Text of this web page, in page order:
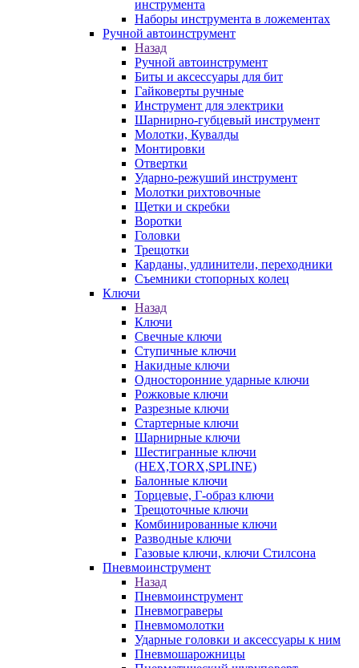
инструмента
Наборы инструмента в ложементах
Ручной автоинструмент
Назад
Ручной автоинструмент
Биты и аксессуары для бит
Гайковерты ручные
Инструмент для электрики
Шарнирно-губцевый инструмент
Молотки, Кувалды
Монтировки
Отвертки
Ударно-режуший инструмент
Молотки рихтовочные
Щетки и скребки
Воротки
Головки
Трещотки
Карданы, удлинители, переходники
Съемники стопорных колец
Ключи
Назад
Ключи
Свечные ключи
Ступичные ключи
Накидные ключи
Односторонние ударные ключи
Рожковые ключи
Разрезные ключи
Стартерные ключи
Шарнирные ключи
Шестигранные ключи
(HEX,TORX,SPLINE)
Балонные ключи
Торцевые, Г-образ ключи
Трещоточные ключи
Комбинированные ключи
Разводные ключи
Газовые ключи, ключи Стилсона
Пневмоинструмент
Назад
Пневмоинструмент
Пневмограверы
Пневмомолотки
Ударные головки и аксессуары к ним
Пневмошарожницы